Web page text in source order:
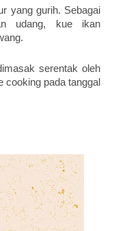
yang gurih. Sebagai
udang, kue ikan
serentak oleh
cooking pada tanggal